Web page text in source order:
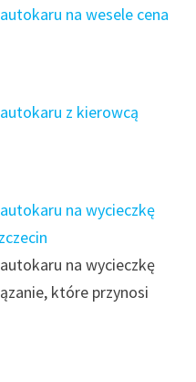
na wesele cena
z kierowcą
na wycieczkę
na wycieczkę
które przynosi